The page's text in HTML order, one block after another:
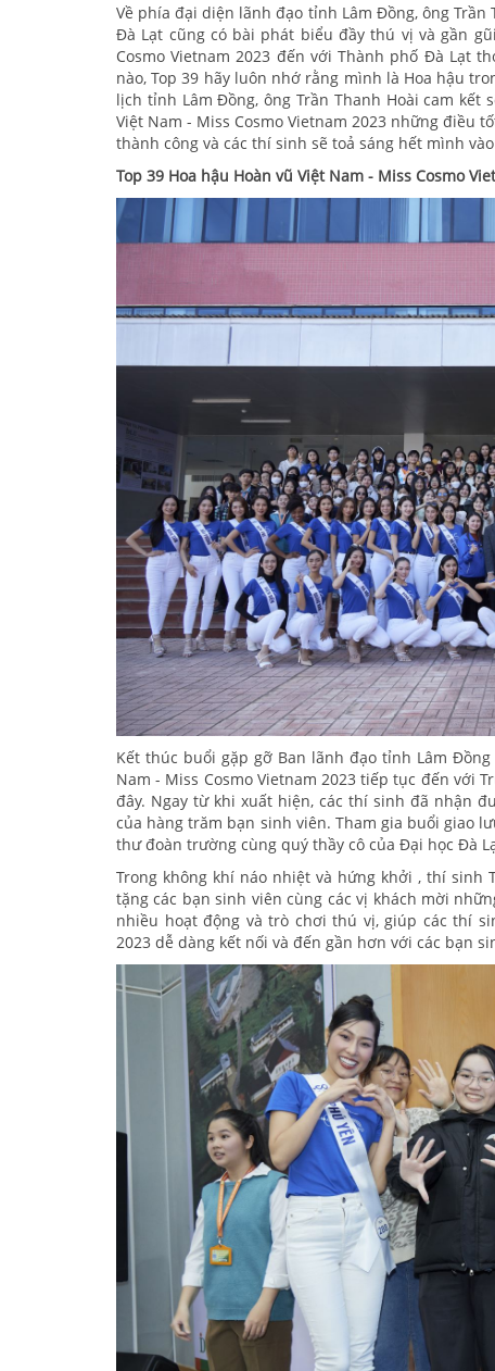
Về phía đại diện lãnh đạo tỉnh Lâm Đồng, ông Trần
Đà Lạt cũng có bài phát biểu đầy thú vị và gần
Cosmo Vietnam 2023 đến với Thành phố Đà Lạt
nào, Top 39 hãy luôn nhớ rằng mình là Hoa hậu
lịch tỉnh Lâm Đồng, ông Trần Thanh Hoài cam
Việt Nam - Miss Cosmo Vietnam 2023 những điều
thành công và các thí sinh sẽ toả sáng hết mình
Top 39 Hoa hậu Hoàn vũ Việt Nam - Miss Cosmo
Kết thúc buổi gặp gỡ Ban lãnh đạo tỉnh Lâm
Nam - Miss Cosmo Vietnam 2023 tiếp tục đến với
đây. Ngay từ khi xuất hiện, các thí sinh đã nhận
của hàng trăm bạn sinh viên. Tham gia buổi giao
thư đoàn trường cùng quý thầy cô của Đại học Đà
Trong không khí náo nhiệt và hứng khởi , thí sinh
tặng các bạn sinh viên cùng các vị khách mời
nhiều hoạt động và trò chơi thú vị, giúp các thí
2023 dễ dàng kết nối và đến gần hơn với các bạn